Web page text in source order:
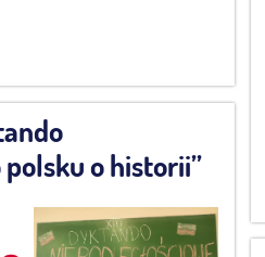
polsku o historii”